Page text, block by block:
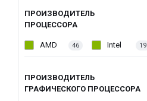
ПРОИЗВОДИТЕЛЬ
ПРОЦЕССОРА
AMD 46 Intel 19
ПРОИЗВОДИТЕЛЬ
ГРАФИЧЕСКОГО ПРОЦЕССОРА